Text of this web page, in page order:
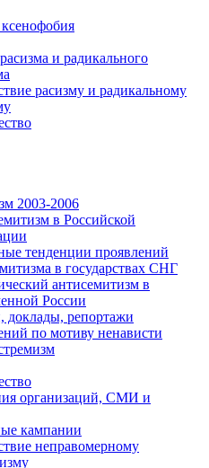
и радикального
расизму и радикальному
2003-2006
в Российской
тенденции проявлений
в государствах СНГ
антисемитизм в
России
доклады, репортажи
по мотиву ненависти
организаций, СМИ и
кампании
неправомерному